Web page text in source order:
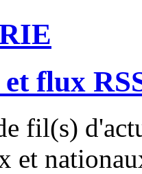
flux
fil(s)
et